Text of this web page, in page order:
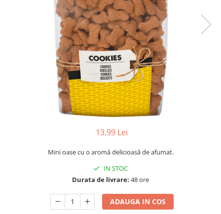
13,99 Lei
Mini oase cu o aromă delicioasă de afumat.
IN STOC
Durata de livrare: 48 ore
ADAUGA IN COS